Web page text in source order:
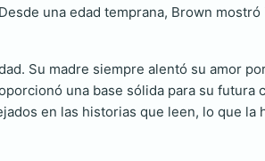
una edad temprana, Brown
Su madre siempre alentó su amor
una base sólida para su futura
en las historias que leen, lo que la